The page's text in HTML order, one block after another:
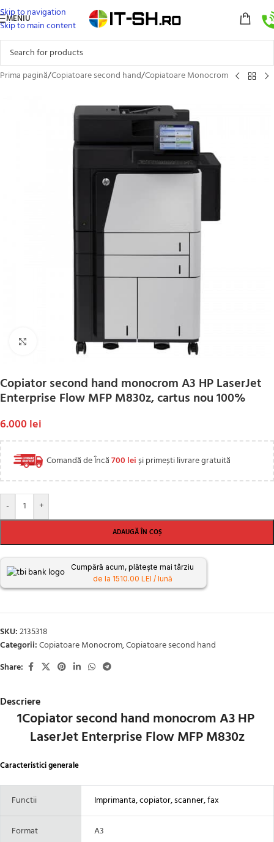
Skip to navigation
Skip to main content
MENIU
Prima pagină/Copiatoare second hand/Copiatoare Monocrom
Click to enlarge
Copiator second hand monocrom A3 HP LaserJet
Enterprise Flow MFP M830z, cartus nou 100%
6.000lei
Comandă de Încă700 leiși primești livrare gratuită
- +
ADAUGĂ ÎN COȘ
Cumpără acum, plătește mai târziu
de la 1510.00 LEI / lună
SKU:2135318
Categorii:Copiatoare Monocrom,Copiatoare second hand
Share:
Descriere
1Copiator second hand monocrom A3 HP
LaserJet Enterprise Flow MFP M830z
Caracteristici generale
Functii Imprimanta, copiator, scanner, fax
Format A3